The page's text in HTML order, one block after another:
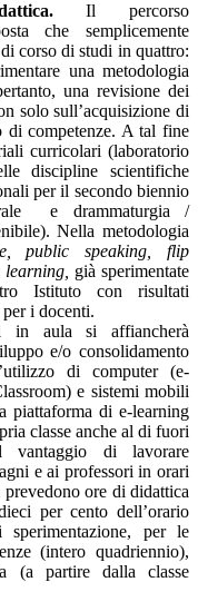
Il percorso
che semplicemente
corso di studi in quattro:
una metodologia
una revisione dei
solo sull’acquisizione di
di competenze. A tal fine
curricolari (laboratorio
discipline scientifiche
per il secondo biennio
e drammaturgia /
Nella metodologia
public speaking, flip
già sperimentate
Istituto con risultati
i docenti.
in aula si affiancherà
e/o consolidamento
di computer (e-
e sistemi mobili
piattaforma di e-learning
classe anche al di fuori
vantaggio di lavorare
e ai professori in orari
ore di didattica
per cento dell’orario
per le
(intero quadriennio),
(a partire dalla classe